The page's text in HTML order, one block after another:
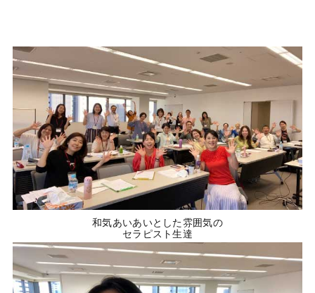
和気あいあいとした雰囲気の
セラピスト生達